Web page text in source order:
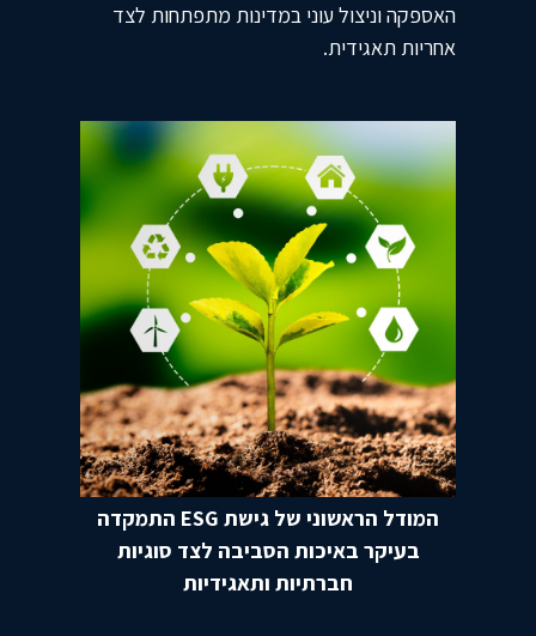
האספקה ​​וניצול עוני במדינות מתפתחות לצד
אחריות תאגידית.
המודל הראשוני של גישת ESG התמקדה
בעיקר באיכות הסביבה לצד סוגיות
חברתיות ותאגידיות